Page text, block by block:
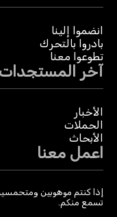
انضموا إلينا
بادروا بالتحرك
تطوعوا معنا
آخر المستجدات
الأخبار
الحملات
الأبحاث
اعمل معنا
إذا كنتم موهوبين
تسمع منكم.